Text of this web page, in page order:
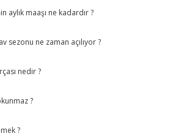
aylık maaşı ne kadardır ?
sezonu ne zaman açılıyor ?
nedir ?
?
?